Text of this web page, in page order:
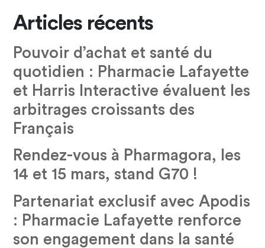
Articles récents
Pouvoir d’achat et santé du
quotidien : Pharmacie Lafayette
et Harris Interactive évaluent les
arbitrages croissants des
Français
Rendez-vous à Pharmagora, les
14 et 15 mars, stand G70 !
Partenariat exclusif avec Apodis
: Pharmacie Lafayette renforce
son engagement dans la santé